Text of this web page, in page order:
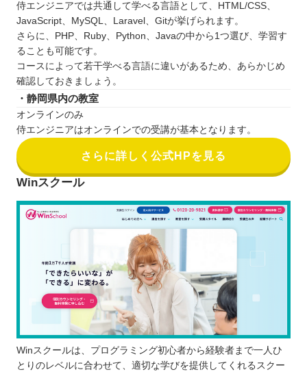
侍エンジニアでは共通して学べる言語として、HTML/CSS、
JavaScript、MySQL、Laravel、Gitが挙げられます。
さらに、PHP、Ruby、Python、Javaの中から1つ選び、学習す
ることも可能です。
コースによって若干学べる言語に違いがあるため、あらかじめ
確認しておきましょう。
・静岡県内の教室
オンラインのみ
侍エンジニアはオンラインでの受講が基本となります。
さらに詳しく公式HPを見る
Winスクール
Winスクールは、プログラミング初心者から経験者まで一人ひ
とりのレベルに合わせて、適切な学びを提供してくれるスクー